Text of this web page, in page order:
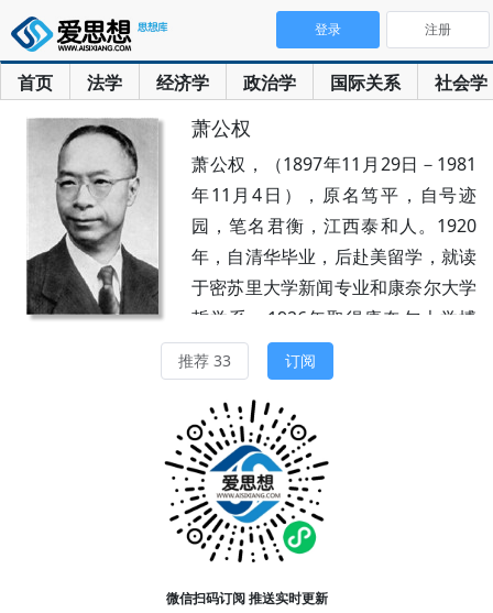
首页 法学 经济学 政治学 国际关系 社会学
登录 注册
萧公权
萧公权，（1897年11月29日－1981
年11月4日），原名笃平，自号迹
园，笔名君衡，江西泰和人。1920
年，自清华毕业，后赴美留学，就读
于密苏里大学新闻专业和康奈尔大学
哲学系。1926年取得康奈尔大学博
士学位后回国，先后在南开大学、东
北大学、燕京大学、清华大学等校任
教。抗战爆发后，迁成都，任教于四
川大学、成都燕京大学、光华大学，
抗战胜利后继续在光华大学及四川大
学任教。1948年，当选为中华民国
第一届中央研究院院士。1949年底
赴美出任西雅图华盛顿大学教授，
1968年循例退休。1981年11月4日，
推荐 33 订阅
微信扫码订阅 推送实时更新